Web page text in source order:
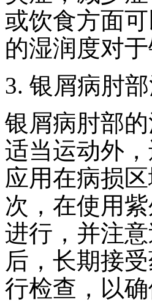
或饮食方面
的湿润度对
3. 银屑病肘
银屑病肘部
适当运动外
应用在病损
次，在使用
进行，并注
后，长期接
行检查，以